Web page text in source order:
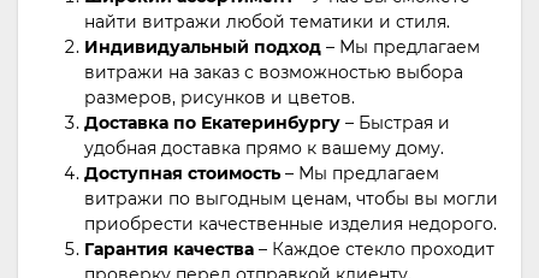
найти витражи любой тематики и стиля.
Индивидуальный подход – Мы предлагаем
витражи на заказ с возможностью выбора
размеров, рисунков и цветов.
Доставка по Екатеринбургу – Быстрая и
удобная доставка прямо к вашему дому.
Доступная стоимость – Мы предлагаем
витражи по выгодным ценам, чтобы вы могли
приобрести качественные изделия недорого.
Гарантия качества – Каждое стекло проходит